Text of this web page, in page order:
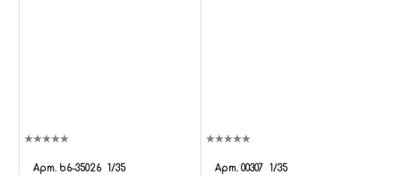
Арт. b6-35026 1/35 Арт. 00307 1/35